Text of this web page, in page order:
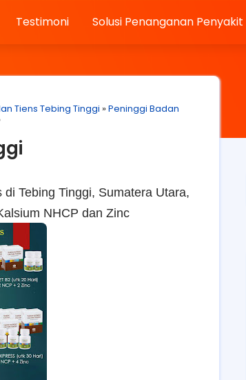
Testimoni Solusi Penanganan Penyakit
Tiens Tebing Tinggi »Peninggi Badan
Tebing Tinggi, Sumatera Utara,
NHCP dan Zinc